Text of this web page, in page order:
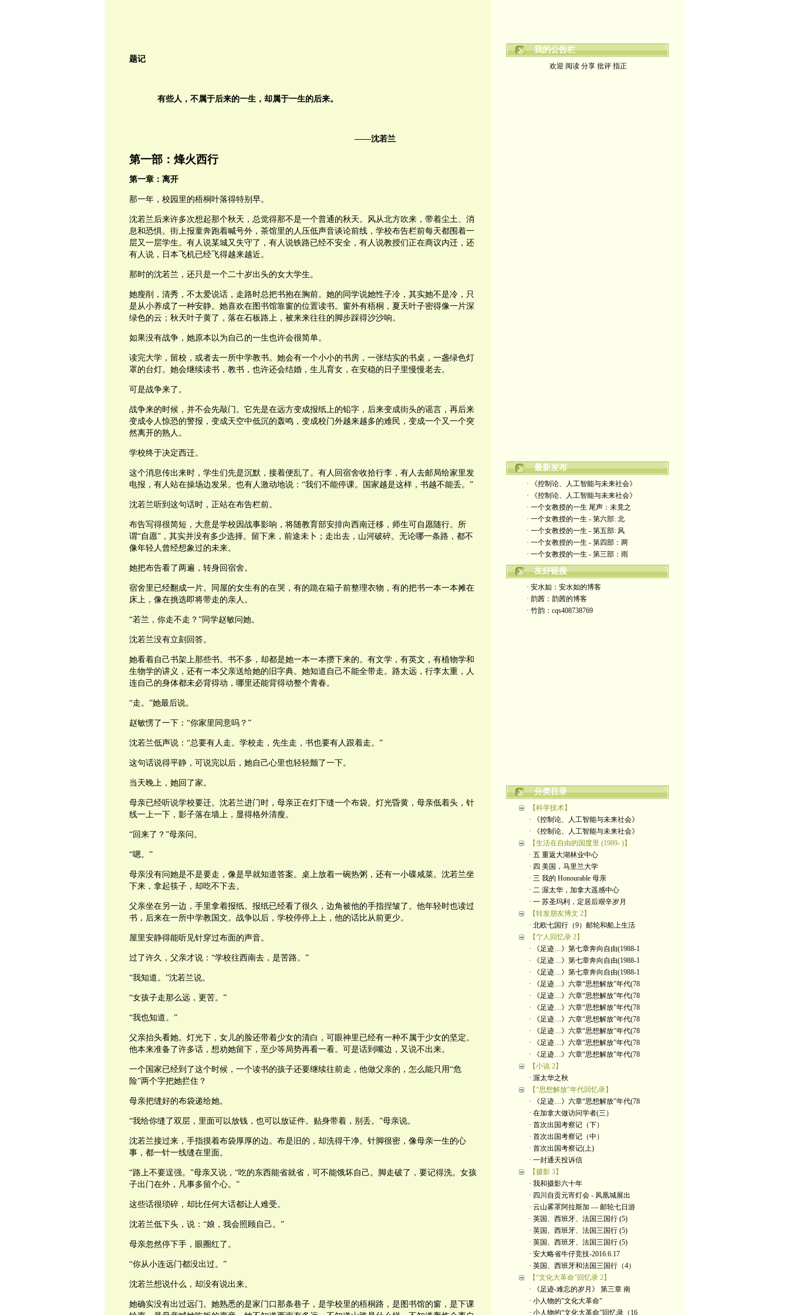
题记
有些人，不属于后来的一生，却属于一生的后来。
——沈若兰
第一部：烽火西行
第一章：离开
那一年，校园里的梧桐叶落得特别早。
沈若兰后来许多次想起那个秋天，总觉得那不是一个普通的秋天。风从北方吹来，带着尘土、消
息和恐惧。街上报童奔跑着喊号外，茶馆里的人压低声音谈论前线，学校布告栏前每天都围着一
层又一层学生。有人说某城又失守了，有人说铁路已经不安全，有人说教授们正在商议内迁，还
有人说，日本飞机已经飞得越来越近。
那时的沈若兰，还只是一个二十岁出头的女大学生。
她瘦削，清秀，不太爱说话，走路时总把书抱在胸前。她的同学说她性子冷，其实她不是冷，只
是从小养成了一种安静。她喜欢在图书馆靠窗的位置读书。窗外有梧桐，夏天叶子密得像一片深
绿色的云；秋天叶子黄了，落在石板路上，被来来往往的脚步踩得沙沙响。
如果没有战争，她原本以为自己的一生也许会很简单。
读完大学，留校，或者去一所中学教书。她会有一个小小的书房，一张结实的书桌，一盏绿色灯
罩的台灯。她会继续读书，教书，也许还会结婚，生儿育女，在安稳的日子里慢慢老去。
可是战争来了。
战争来的时候，并不会先敲门。它先是在远方变成报纸上的铅字，后来变成街头的谣言，再后来
变成令人惊恐的警报，变成天空中低沉的轰鸣，变成校门外越来越多的难民，变成一个又一个突
然离开的熟人。
学校终于决定西迁。
这个消息传出来时，学生们先是沉默，接着便乱了。有人回宿舍收拾行李，有人去邮局给家里发
电报，有人站在操场边发呆。也有人激动地说：“我们不能停课。国家越是这样，书越不能丢。”
沈若兰听到这句话时，正站在布告栏前。
布告写得很简短，大意是学校因战事影响，将随教育部安排向西南迁移，师生可自愿随行。所
谓“自愿”，其实并没有多少选择。留下来，前途未卜；走出去，山河破碎。无论哪一条路，都不
像年轻人曾经想象过的未来。
她把布告看了两遍，转身回宿舍。
宿舍里已经翻成一片。同屋的女生有的在哭，有的跪在箱子前整理衣物，有的把书一本一本摊在
床上，像在挑选即将带走的亲人。
“若兰，你走不走？”同学赵敏问她。
沈若兰没有立刻回答。
她看着自己书架上那些书。书不多，却都是她一本一本攒下来的。有文学，有英文，有植物学和
生物学的讲义，还有一本父亲送给她的旧字典。她知道自己不能全带走。路太远，行李太重，人
连自己的身体都未必背得动，哪里还能背得动整个青春。
“走。”她最后说。
赵敏愣了一下：“你家里同意吗？”
沈若兰低声说：“总要有人走。学校走，先生走，书也要有人跟着走。”
这句话说得平静，可说完以后，她自己心里也轻轻颤了一下。
当天晚上，她回了家。
母亲已经听说学校要迁。沈若兰进门时，母亲正在灯下缝一个布袋。灯光昏黄，母亲低着头，针
线一上一下，影子落在墙上，显得格外清瘦。
“回来了？”母亲问。
“嗯。”
母亲没有问她是不是要走，像是早就知道答案。桌上放着一碗热粥，还有一小碟咸菜。沈若兰坐
下来，拿起筷子，却吃不下去。
父亲坐在另一边，手里拿着报纸。报纸已经看了很久，边角被他的手指捏皱了。他年轻时也读过
书，后来在一所中学教国文。战争以后，学校停停上上，他的话比从前更少。
屋里安静得能听见针穿过布面的声音。
过了许久，父亲才说：“学校往西南去，是苦路。”
“我知道。”沈若兰说。
“女孩子走那么远，更苦。”
“我也知道。”
父亲抬头看她。灯光下，女儿的脸还带着少女的清白，可眼神里已经有一种不属于少女的坚定。
他本来准备了许多话，想劝她留下，至少等局势再看一看。可是话到嘴边，又说不出来。
一个国家已经到了这个时候，一个读书的孩子还要继续往前走，他做父亲的，怎么能只用“危
险”两个字把她拦住？
母亲把缝好的布袋递给她。
“我给你缝了双层，里面可以放钱，也可以放证件。贴身带着，别丢。”母亲说。
沈若兰接过来，手指摸着布袋厚厚的边。布是旧的，却洗得干净。针脚很密，像母亲一生的心
事，都一针一线缝在里面。
“路上不要逞强。”母亲又说，“吃的东西能省就省，可不能饿坏自己。脚走破了，要记得洗。女孩
子出门在外，凡事多留个心。”
这些话很琐碎，却比任何大话都让人难受。
沈若兰低下头，说：“娘，我会照顾自己。”
母亲忽然停下手，眼圈红了。
“你从小连远门都没出过。”
沈若兰想说什么，却没有说出来。
她确实没有出过远门。她熟悉的是家门口那条巷子，是学校里的梧桐路，是图书馆的窗，是下课
我的公告栏
欢迎 阅读 分享 批评 指正
最新发布
· 《控制论、人工智能与未来社会》
· 《控制论、人工智能与未来社会》
· 一个女教授的一生 尾声：未竟之
· 一个女教授的一生 - 第六部: 北
· 一个女教授的一生 - 第五部: 风
· 一个女教授的一生 - 第四部：两
· 一个女教授的一生 - 第三部：雨
友好链接
· 安水如：安水如的博客
· 韵茜：韵茜的博客
· 竹韵：cqs408738769
分类目录
【科学技术】
· 《控制论、人工智能与未来社会》
· 《控制论、人工智能与未来社会》
【生活在自由的国度里 (1989- )】
· 五 重返大湖林业中心
· 四 美国，马里兰大学
· 三 我的 Honourable 母亲
· 二 渥太华，加拿大遥感中心
· 一 苏圣玛利，定居后艰辛岁月
【转发朋友博文 2】
· 北欧七国行（9）邮轮和船上生活
【亇人回忆录 2】
· 《足迹…》第七章奔向自由(1988-1
· 《足迹…》第七章奔向自由(1988-1
· 《足迹…》第七章奔向自由(1988-1
· 《足迹…》六章“思想解放”年代(78
· 《足迹…》六章“思想解放”年代(78
· 《足迹…》六章“思想解放”年代(78
· 《足迹…》六章“思想解放”年代(78
· 《足迹…》六章“思想解放”年代(78
· 《足迹…》六章“思想解放”年代(78
· 《足迹…》六章“思想解放”年代(78
【小说 2】
· 渥太华之秋
【“思想解放”年代回忆录】
· 《足迹…》六章“思想解放”年代(78
· 在加拿大做访问学者(三）
· 首次出国考察记（下）
· 首次出国考察记（中）
· 首次出国考察记(上)
· 一封通天投诉信
【摄影 3】
· 我和摄影六十年
· 四川自贡元宵灯会 - 凤凰城展出
· 云山雾罩阿拉斯加 — 邮轮七日游
· 英国、西班牙、法国三国行 (5)
· 英国、西班牙、法国三国行 (5)
· 英国、西班牙、法国三国行 (5)
· 安大略省牛仔竞技-2016.6.17
· 英国、西班牙和法国三国行（4）
【“文化大革命"回忆录 2】
· 《足迹-难忘的岁月》 第三章 南
· 小人物的"文化大革命"
· 小人物的“文化大革命”回忆录（16